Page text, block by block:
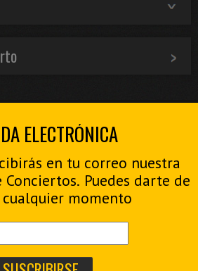
ELECTRÓNICA
en tu correo nuestra
Puedes darte de
cualquier momento